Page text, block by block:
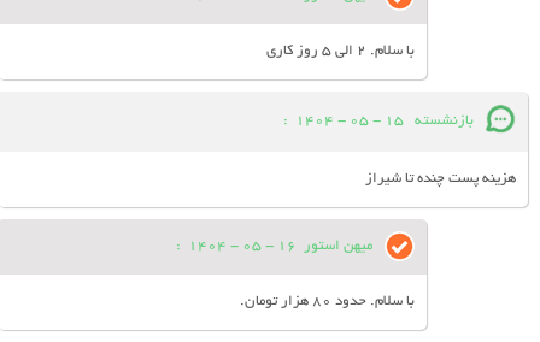
با سلام. 2 الی 5 روز کاری
بازنشسته 15 - 05 - 1404
:
هزینه پست چنده تا شیراز
میهن استور 16 - 05 - 1404
:
با سلام. حدود 80 هزار تومان.